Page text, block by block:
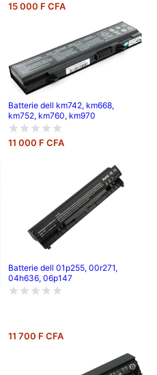
15 000 F CFA
Batterie dell km742, km668,
km752, km760, km970
11 000 F CFA
Batterie dell 01p255, 00r271,
04h636, 06p147
11 700 F CFA